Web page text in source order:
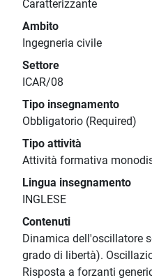
Caratterizzante
Ambito
Ingegneria civile
Settore
ICAR/08
Tipo insegnamento
Obbligatorio (Required)
Tipo attività
Attività formativa
Lingua insegnamento
INGLESE
Contenuti
Dinamica dell'oscillatore
grado di libertà).
Risposta a forzanti